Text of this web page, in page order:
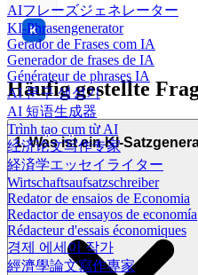
AIフレーズジェネレーター
KI-Phrasengenerator
Gerador de Frases com IA
Generador de frases de IA
Générateur de phrases IA
AI 문구 생성기
AI 短语生成器
Trình tạo cụm từ AI
经济论文写作专家
経済学エッセイライター
Wirtschaftsaufsatzschreiber
Redator de ensaios de Economia
Redactor de ensayos de economía
Rédacteur d'essais économiques
경제 에세이 작가
經濟學論文寫作專家
Häufig gestellte
1. Was ist ein KI-